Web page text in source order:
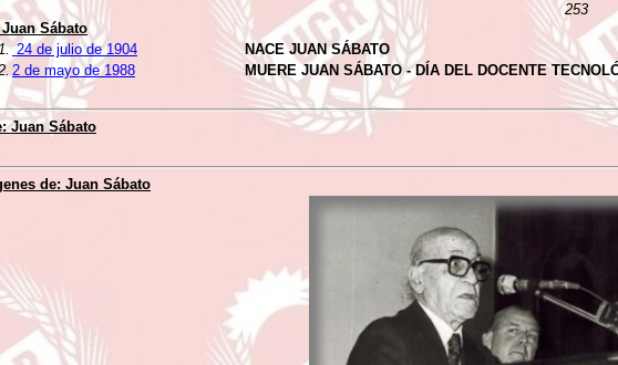
253
Sábato
24 de julio de 1904
NACE JUAN SÁBATO
2 de mayo de 1988 MUERE JUAN SÁBATO - DÍA DEL DOCENTE
Juan Sábato
de: Juan Sábato